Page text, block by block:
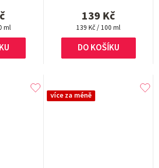
ml
z
5
hvězdiček.
139 Kč
Měrná
cena:
139 Kč / 100 ml
DO KOŠÍKU
více za méně